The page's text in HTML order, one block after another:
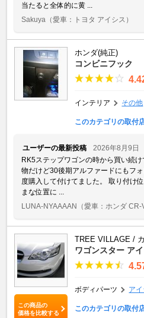
当たると全体的に黄 ...
Sakuya （愛車：トヨタ アイシス）
ホンダ(純正)
コンビニフック
インテリア その他
このカテゴリの取付
ユーザーの最新投稿
2026年8月9日
RK5ステップワゴンの時から買い続
物だけど30後期アルファードにもフ
度購入して付けてました。 取り付け
まな位置に ...
LUNA-NYAAAAN （愛車：ホンダ CR-
この商品の
価格を比較する
TREE VILLAGE /
ワゴンスター ア
ボディパーツ ア
このカテゴリの取付